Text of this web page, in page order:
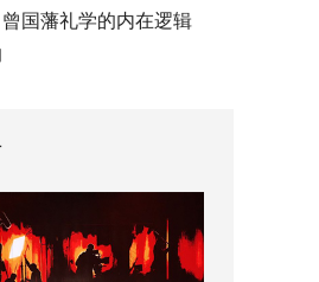
国藩礼学的内在逻辑